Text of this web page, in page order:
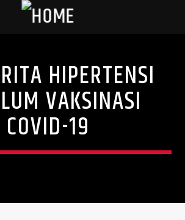
HIPERTENSI
VAKSINASI
COVID-19